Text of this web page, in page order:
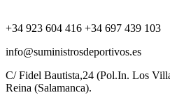
+34 923 604 416 +34 697 439 103
info@suministrosdeportivos.es
C/ Fidel Bautista,24 (Pol.In. Los
Reina (Salamanca).